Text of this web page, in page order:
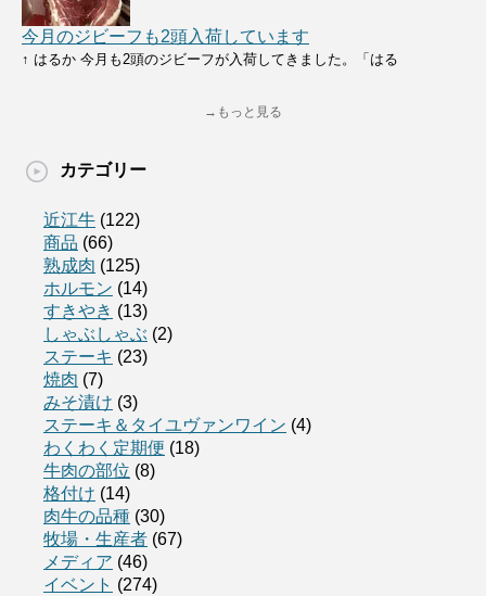
今月のジビーフも2頭入荷しています
↑ はるか 今月も2頭のジビーフが入荷してきました。「はる
→もっと見る
カテゴリー
近江牛 (122)
商品 (66)
熟成肉 (125)
ホルモン (14)
すきやき (13)
しゃぶしゃぶ (2)
ステーキ (23)
焼肉 (7)
みそ漬け (3)
ステーキ＆タイユヴァンワイン (4)
わくわく定期便 (18)
牛肉の部位 (8)
格付け (14)
肉牛の品種 (30)
牧場・生産者 (67)
メディア (46)
イベント (274)